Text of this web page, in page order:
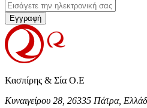
Εγγραφή
Κασπίρης & Σία Ο.Ε
Κυναιγείρου 28, 26335 Πάτρα,